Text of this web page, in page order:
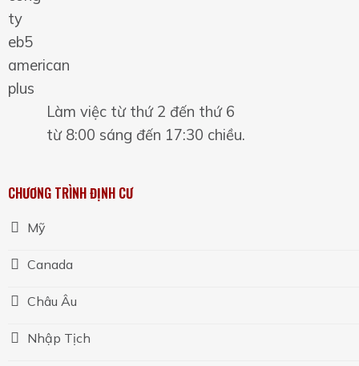
Làm việc từ thứ 2 đến thứ 6
từ 8:00 sáng đến 17:30 chiều.
CHƯƠNG TRÌNH ĐỊNH CƯ
Mỹ
Canada
Châu Âu
Nhập Tịch